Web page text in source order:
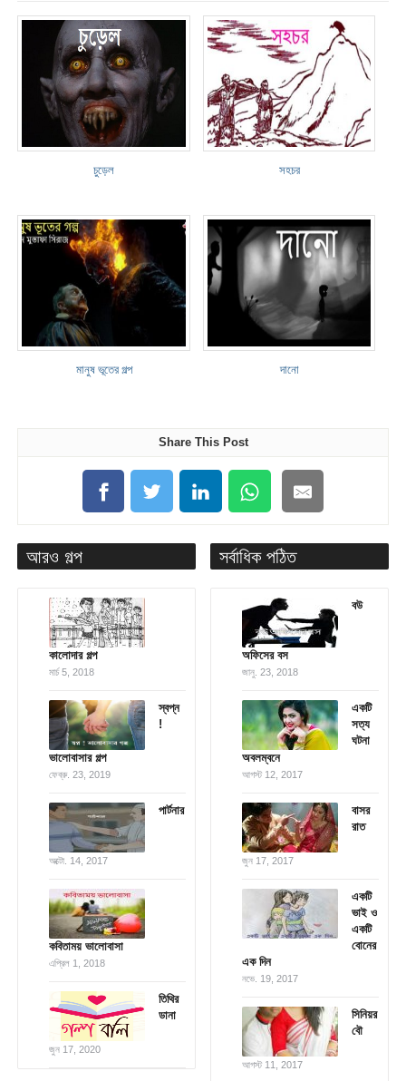
চুড়েল সহচর
মানুষ ভূতের গল্প দানো
Share This Post
আরও গল্প
কালোদার গল্প
মার্চ 5, 2018
স্বপ্ন
!
ভালোবাসার গল্প
ফেব্রু. 23, 2019
পার্টনার
অক্টো. 14, 2017
কবিতাময় ভালোবাসা
এপ্রিল 1, 2018
তিথির
ডানা
জুন 17, 2020
সর্বাধিক পঠিত
বউ
অফিসের বস
জানু. 23, 2018
একটি
সত্য
ঘটনা
অবলম্বনে
আগস্ট 12, 2017
বাসর
রাত
জুন 17, 2017
একটি
ভাই ও
একটি
বোনের
এক দিন
নভে. 19, 2017
সিনিয়র
বৌ
আগস্ট 11, 2017